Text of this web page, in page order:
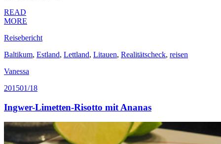
READ
MORE
Reisebericht
Baltikum, Estland, Lettland, Litauen, Realitätscheck, reisen
Vanessa
201501/18
Ingwer-Limetten-Risotto mit Ananas